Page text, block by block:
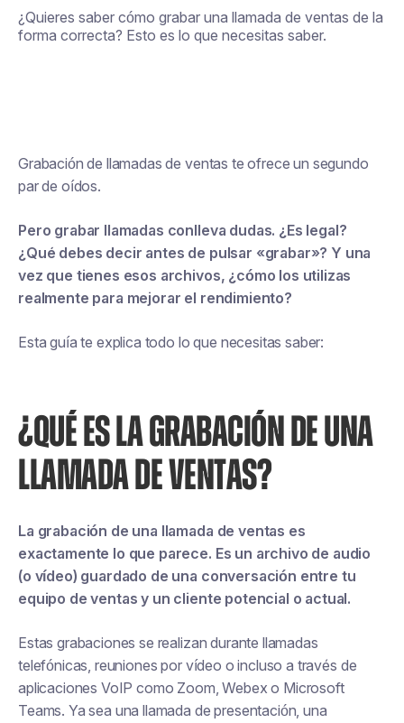
¿Quieres saber cómo grabar una llamada de ventas de la
forma correcta? Esto es lo que necesitas saber.
Grabación de llamadas de ventas te ofrece un segundo
par de oídos.
Pero grabar llamadas conlleva dudas. ¿Es legal?
¿Qué debes decir antes de pulsar «grabar»? Y una
vez que tienes esos archivos, ¿cómo los utilizas
realmente para mejorar el rendimiento?
Esta guía te explica todo lo que necesitas saber:
¿QUÉ ES LA GRABACIÓN DE UNA
LLAMADA DE VENTAS?
La grabación de una llamada de ventas es
exactamente lo que parece. Es un archivo de audio
(o vídeo) guardado de una conversación entre tu
equipo de ventas y un cliente potencial o actual.
Estas grabaciones se realizan durante llamadas
telefónicas, reuniones por vídeo o incluso a través de
aplicaciones VoIP como Zoom, Webex o Microsoft
Teams. Ya sea una llamada de presentación, una